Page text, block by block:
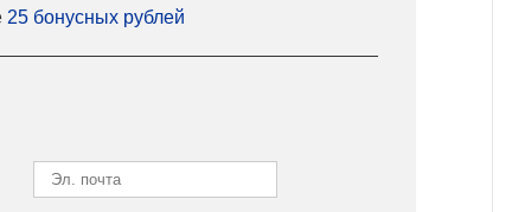
25 бонусных рублей